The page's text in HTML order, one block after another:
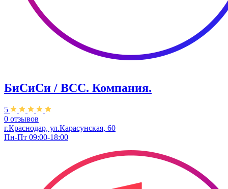
БиСиСи / BCC. Компания.
5
0 отзывов
г.Краснодар, ул.Карасунская, 60
Пн-Пт 09:00-18:00